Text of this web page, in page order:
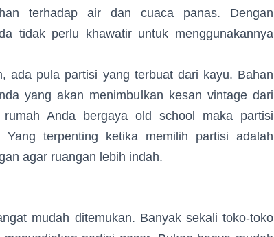
terhadap air dan cuaca panas. Dengan
tidak perlu khawatir untuk menggunakannya
pula partisi yang terbuat dari kayu. Bahan
yang akan menimbulkan kesan vintage dari
Anda bergaya old school maka partisi
terpenting ketika memilih partisi adalah
agar ruangan lebih indah.
mudah ditemukan. Banyak sekali toko-toko